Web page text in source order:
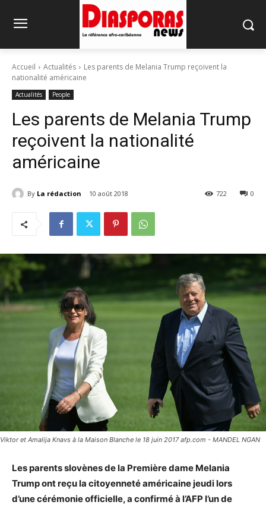
Accueil Actualités
Les parents de Melania Trump reçoivent la
nationalité américaine
Actualités People
Les parents de Melania Trump
reçoivent la nationalité
américaine
By La rédaction 10 août 2018 0
722
Viktor et Amalija Knavs à la Maison Blanche le 18 juin 2017 afp.com - MANDEL NGAN
Les parents slovènes de la Première dame Melania
Trump ont reçu la citoyenneté américaine jeudi lors
d’une cérémonie officielle, a confirmé à l’AFP l’un de